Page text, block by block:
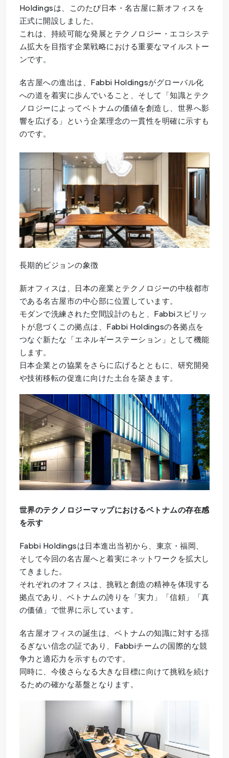
Holdingsは、このたび日本・名古屋に新オフィスを
正式に開設しました。
これは、持続可能な発展とテクノロジー・エコシステ
ム拡大を目指す企業戦略における重要なマイルストー
ンです。
名古屋への進出は、Fabbi Holdingsがグローバル化
への道を着実に歩んでいること、そして「知識とテク
ノロジーによってベトナムの価値を創造し、世界へ影
響を広げる」という企業理念の一貫性を明確に示すも
のです。
長期的ビジョンの象徴
新オフィスは、日本の産業とテクノロジーの中核都市
である名古屋市の中心部に位置しています。
モダンで洗練された空間設計のもと、Fabbiスピリッ
トが息づくこの拠点は、Fabbi Holdingsの各拠点を
つなぐ新たな「エネルギーステーション」として機能
します。
日本企業との協業をさらに広げるとともに、研究開発
や技術移転の促進に向けた土台を築きます。
世界のテクノロジーマップにおけるベトナムの存在感
を示す
Fabbi Holdingsは日本進出当初から、東京・福岡、
そして今回の名古屋へと着実にネットワークを拡大し
てきました。
それぞれのオフィスは、挑戦と創造の精神を体現する
拠点であり、ベトナムの誇りを「実力」「信頼」「真
の価値」で世界に示しています。
名古屋オフィスの誕生は、ベトナムの知識に対する揺
るぎない信念の証であり、Fabbiチームの国際的な競
争力と適応力を示すものです。
同時に、今後さらなる大きな目標に向けて挑戦を続け
るための確かな基盤となります。